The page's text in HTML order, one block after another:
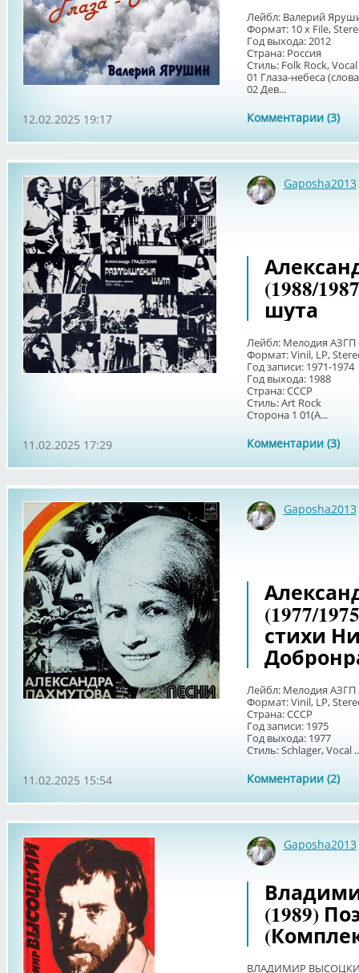
Лейбл: Валерий
Формат: 10 х File,
Год выхода: 2012
Страна: Россия
Стиль: Folk Rock, Vocal
01 Глаза-небеса
02 Дев...
Комментарии (3)
12.02.2025 19:17
Gaposha2013
(1988/
шута
Лейбл: Мелодия АЗГП
Формат: Vinil, LP,
Год записи: 1971-1974
Год выхода: 1988
Страна: СССР
Стиль: Art Rock
Сторона 1 01(А...
Комментарии (3)
11.02.2025 17:29
Gaposha2013
(1977/
стихи
Лейбл: Мелодия АЗГП
Формат: Vinil, LP,
Страна: СССР
Год записи: 1975
Год выхода: 1977
Стиль: Schlager, Vocal
Комментарии (2)
11.02.2025 15:54
Gaposha2013
(1989)
ВЛАДИМИР